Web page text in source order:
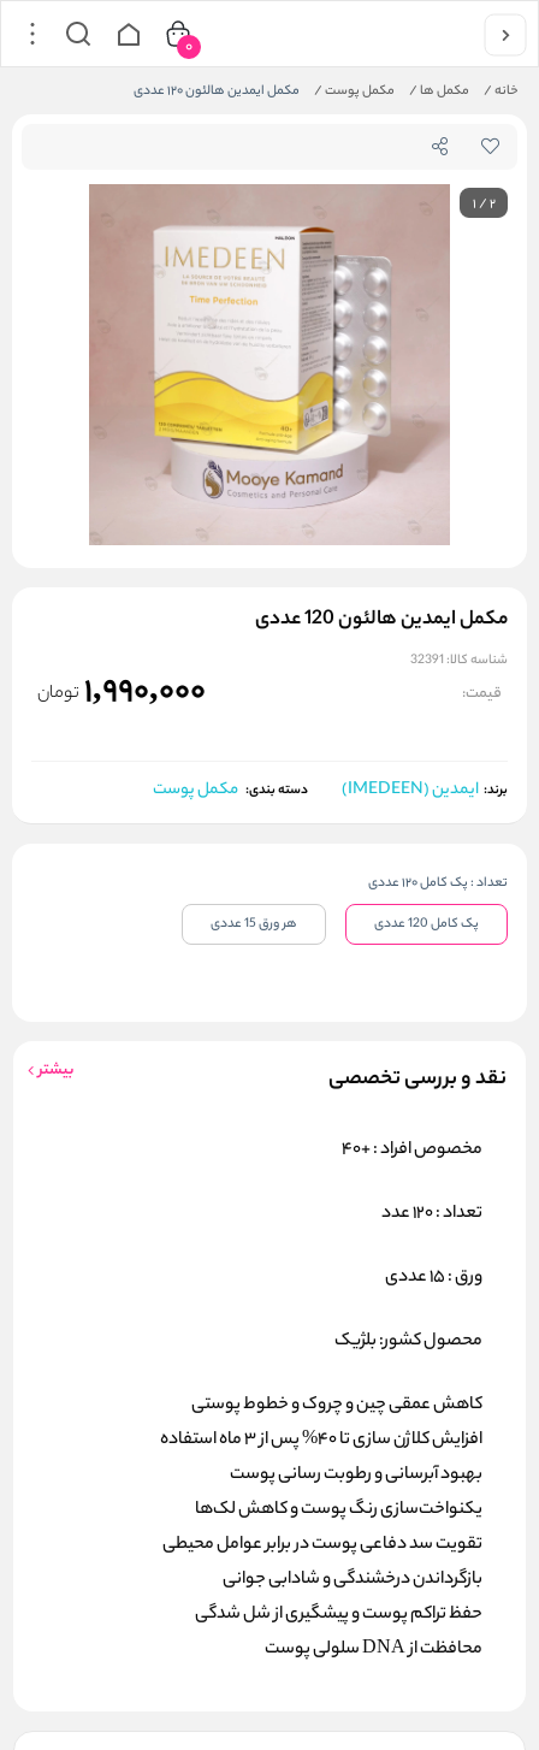
خانه/ مکمل ها/ مکمل پوست/ مکمل ایمدین هالئون 120 عددی
0
1/2
مکمل ایمدین هالئون 120 عددی
شناسه کالا: 32391
قیمت: 1,990,000 تومان
برند: ایمدین (IMEDEEN) دسته بندی: مکمل پوست
نقد و بررسی تخصصی بیشتر
مخصوص افراد : +40
تعداد : 120 عدد
ورق : 15 عددی
محصول کشور: بلژیک
کاهش عمقی چین و چروکو خطوط پوستی
افزایش کلاژن سازیتا 40% پس از 3 ماه استفاده
بهبود آبرسانیو رطوبت رسانی پوست
یکنواخت‌سازی رنگ پوستو کاهش لک‌ها
تقویت سد دفاعی پوستدر برابر عوامل محیطی
بازگرداندن درخشندگیو شادابی جوانی
حفظ تراکم پوستو پیشگیری از شل شدگی
محافظت از DNA سلولی
پوست
تعداد:پک کامل 120 عددی
پک کامل 120 عددی
هر ورق 15 عددی